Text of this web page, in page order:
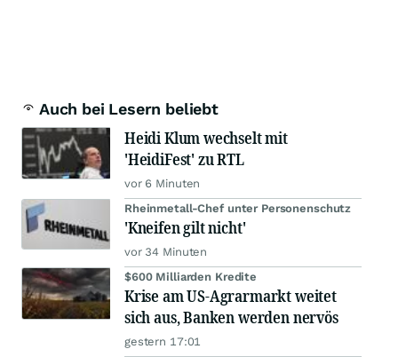
Auch bei Lesern beliebt
Heidi Klum wechselt mit
'HeidiFest' zu RTL
vor 6 Minuten
Rheinmetall-Chef unter Personenschutz
'Kneifen gilt nicht'
vor 34 Minuten
$600 Milliarden Kredite
Krise am US-Agrarmarkt weitet
sich aus, Banken werden nervös
gestern 17:01